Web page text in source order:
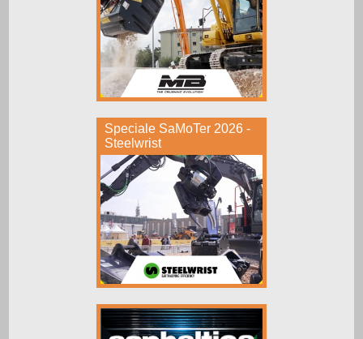
Speciale SaMoTer 2026 -
Steelwrist